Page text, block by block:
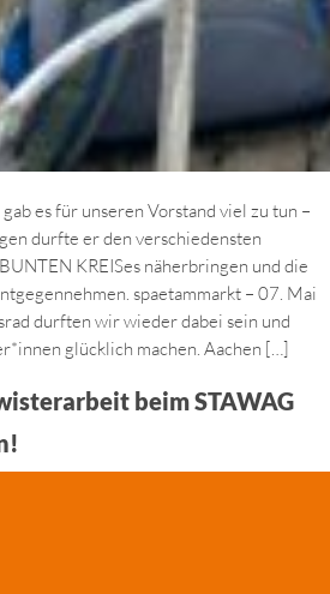
es für unseren Vorstand viel zu tun –
durfte er den verschiedensten
KREISes näherbringen und die
spaetammarkt – 07. Mai
durften wir wieder dabei sein und
glücklich machen. Aachen […]
beim STAWAG